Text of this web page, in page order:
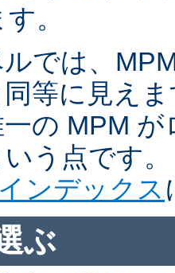
。
では、
等に見え
の MPM
う点です
ンデックス
ぶ